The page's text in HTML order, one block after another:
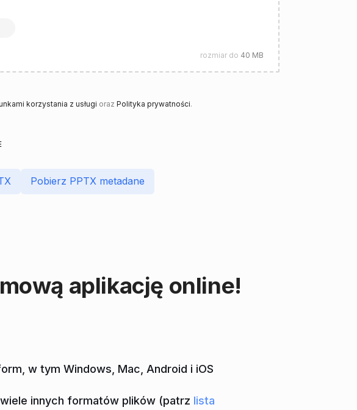
rozmiar do 40 MB
korzystania z usługi oraz Polityka prywatności.
Pobierz PPTX metadane
aplikację online!
w tym Windows, Mac, Android i iOS
wiele innych formatów plików (patrz lista